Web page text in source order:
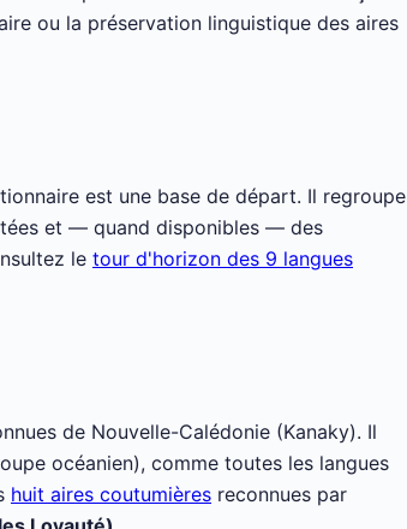
ou la préservation linguistique des aires
est une base de départ. Il regroupe
et — quand disponibles — des
le tour d'horizon des 9 langues
de Nouvelle-Calédonie (Kanaky). Il
océanien), comme toutes les langues
huit aires coutumières reconnues par